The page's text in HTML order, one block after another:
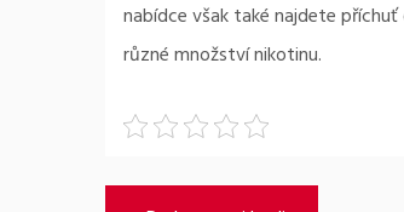
nabídce však také najdete
různé množství nikotinu.